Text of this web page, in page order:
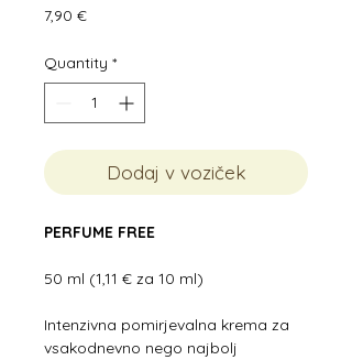
7,90 €Price
Quantity *
Dodaj v voziček
PERFUME FREE
50 ml (1,11 € za 10 ml)
Intenzivna pomirjevalna krema za
vsakodnevno nego najbolj